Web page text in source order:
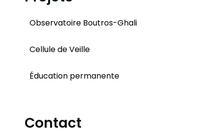
Observatoire Boutros-Ghali
Cellule de Veille
Éducation permanente
Contact